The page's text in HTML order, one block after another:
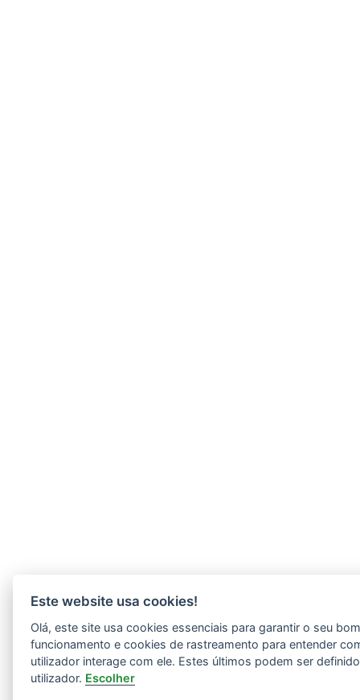
Este website usa cookies!
Olá, este site usa cookies essenciais para garantir o seu
funcionamento e cookies de rastreamento para entender
utilizador interage com ele. Estes últimos podem ser
utilizador. Escolher